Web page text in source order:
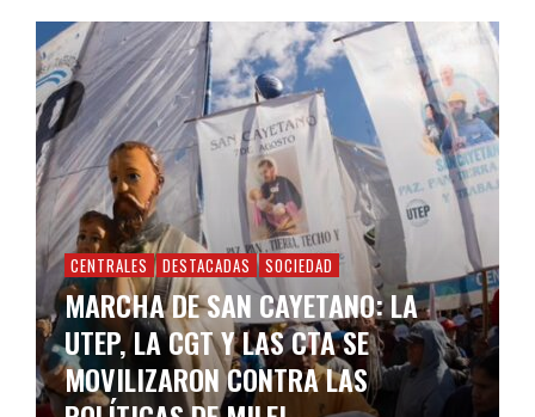
CENTRALES DESTACADAS SOCIEDAD
MARCHA DE SAN CAYETANO: LA
UTEP, LA CGT Y LAS CTA SE
MOVILIZARON CONTRA LAS